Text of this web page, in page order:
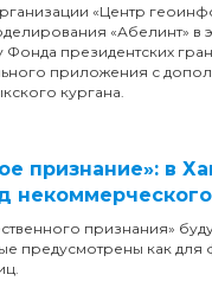
«Центр
«Абелинт» в
президентских
приложения с
кургана.
признание»: в
признания»
предусмотрены как для